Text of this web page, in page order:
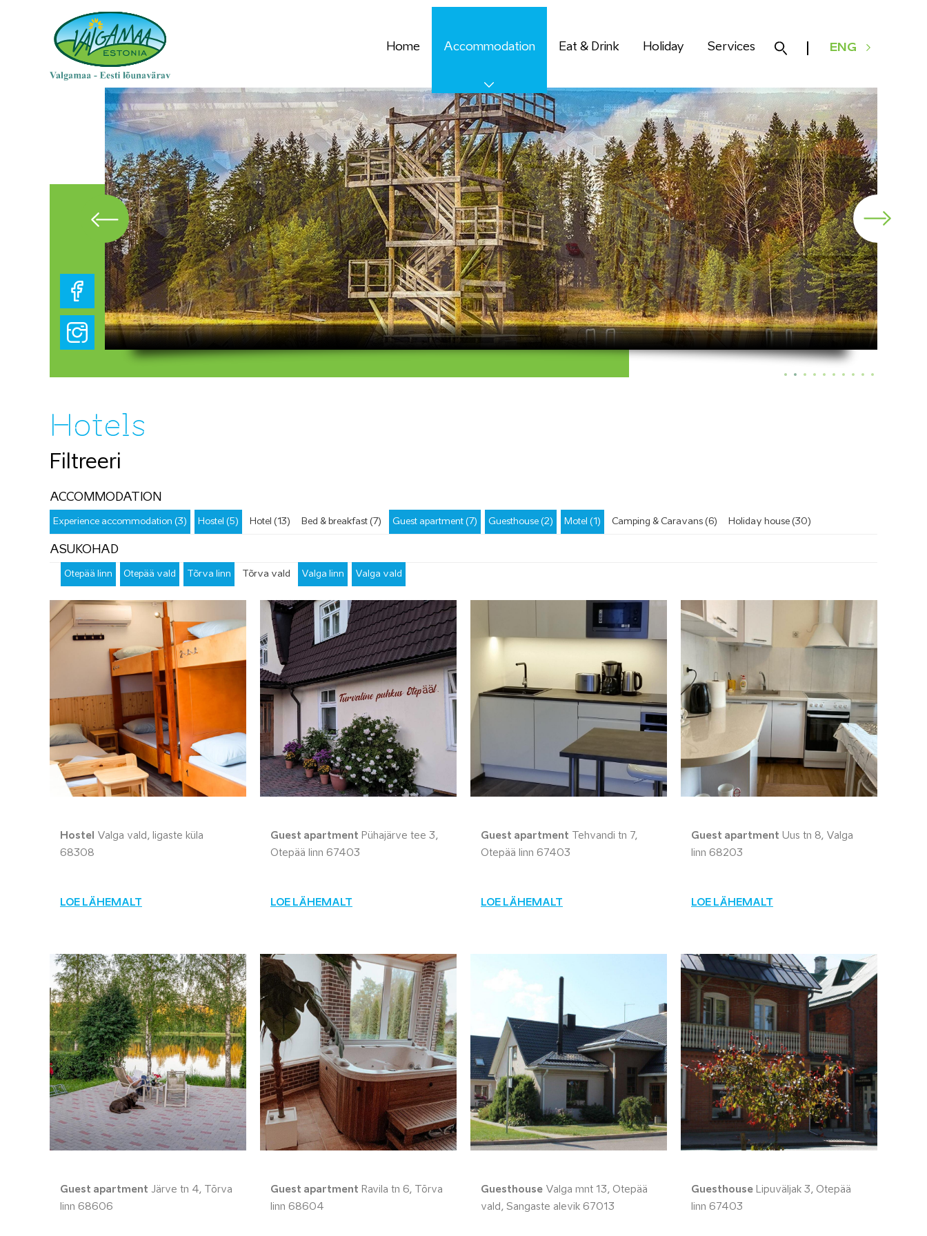
Home Accommodation Eat & Drink Holiday Services ENG
Hotels
Filtreeri
ACCOMMODATION
Experience accommodation (3) Hostel (5) Hotel (13) Bed & breakfast (7) Guest apartment (7) Guesthouse (2) Motel (1) Camping & Caravans (6) Holiday house (30)
ASUKOHAD
Otepää linn Otepää vald Tõrva linn Tõrva vald Valga linn Valga vald
Hostel
Valga vald, Iigaste küla
68308
LOE LÄHEMALT
Guest apartment Pühajärve tee 3,
Otepää linn 67403
LOE LÄHEMALT
Guest apartment Tehvandi tn 7,
Otepää linn 67403
LOE LÄHEMALT
Guest apartment Uus tn 8, Valga
linn 68203
LOE LÄHEMALT
Guest apartment Järve tn 4, Tõrva
linn 68606
Guest apartment Ravila tn 6, Tõrva
linn 68604
Guesthouse Valga mnt 13, Otepää
vald, Sangaste alevik 67013
Guesthouse Lipuväljak 3, Otepää
linn 67403